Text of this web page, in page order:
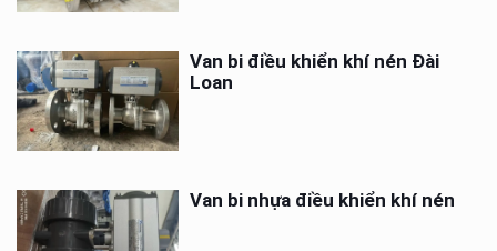
Van bi điều khiển khí nén Đài
Loan
Van bi nhựa điều khiển khí nén